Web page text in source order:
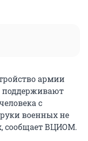
армии
поддерживают
с
военных не
сообщает ВЦИОМ.